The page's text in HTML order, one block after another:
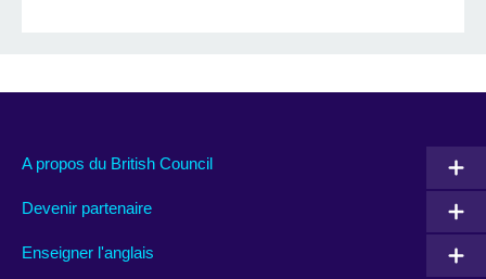
A propos du British Council
Devenir partenaire
Enseigner l'anglais